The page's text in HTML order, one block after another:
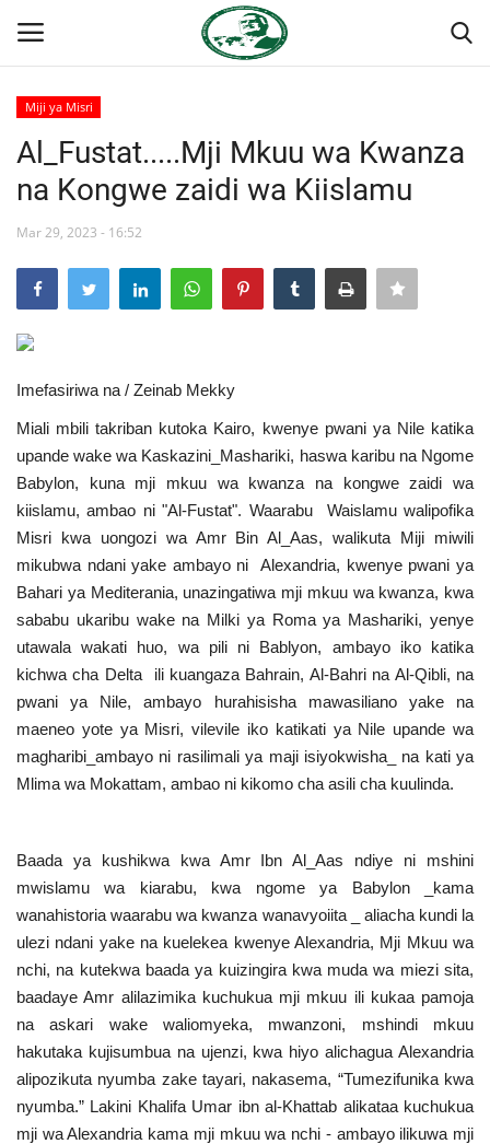
Nyumba
Jukwaa la Nasser la Kimataifa
Misri
Timu yetu
Urithi wa Nasser
Harakati ya Nasser kwa Vijana
Habari
Kanuni na Masharti ya Udhamini wa
Nasser
Udhamini wa Nasser
Waanzilishi
Raia wa ulimwengu mzima
Nyaraka
Nafasi
Washiriki
Miji ya Misri
Al_Fustat.....Mji Mkuu wa Kwanza
na Kongwe zaidi wa Kiislamu
Mar 29, 2023 - 16:52
Imefasiriwa na / Zeinab Mekky
Miali mbili takriban kutoka Kairo, kwenye pwani ya Nile katika
upande wake wa Kaskazini_Mashariki, haswa karibu na Ngome
Babylon, kuna mji mkuu wa kwanza na kongwe zaidi wa
kiislamu, ambao ni "Al-Fustat". Waarabu Waislamu walipofika
Misri kwa uongozi wa Amr Bin Al_Aas, walikuta Miji miwili
mikubwa ndani yake ambayo ni Alexandria, kwenye pwani ya
Bahari ya Mediterania, unazingatiwa mji mkuu wa kwanza, kwa
sababu ukaribu wake na Milki ya Roma ya Mashariki, yenye
utawala wakati huo, wa pili ni Bablyon, ambayo iko katika
kichwa cha Delta ili kuangaza Bahrain, Al-Bahri na Al-Qibli, na
pwani ya Nile, ambayo hurahisisha mawasiliano yake na
maeneo yote ya Misri, vilevile iko katikati ya Nile upande wa
magharibi_ambayo ni rasilimali ya maji isiyokwisha_ na kati ya
Mlima wa Mokattam, ambao ni kikomo cha asili cha kuulinda.
Baada ya kushikwa kwa Amr Ibn Al_Aas ndiye ni mshini
mwislamu wa kiarabu, kwa ngome ya Babylon _kama
wanahistoria waarabu wa kwanza wanavyoiita _ aliacha kundi la
ulezi ndani yake na kuelekea kwenye Alexandria, Mji Mkuu wa
nchi, na kutekwa baada ya kuizingira kwa muda wa miezi sita,
baadaye Amr alilazimika kuchukua mji mkuu ili kukaa pamoja
na askari wake waliomyeka, mwanzoni, mshindi mkuu
hakutaka kujisumbua na ujenzi, kwa hiyo alichagua Alexandria
alipozikuta nyumba zake tayari, nakasema, “Tumezifunika kwa
nyumba.” Lakini Khalifa Umar ibn al-Khattab alikataa kuchukua
mji wa Alexandria kama mji mkuu wa nchi - ambayo ilikuwa mji